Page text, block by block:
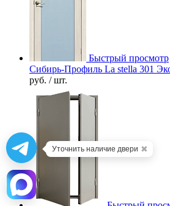
Быстрый просмотр
Сибирь-Профиль La stella 301
руб. / шт.
Уточнить наличие двери ✖